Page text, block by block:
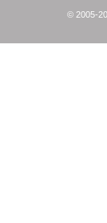
© 2005-